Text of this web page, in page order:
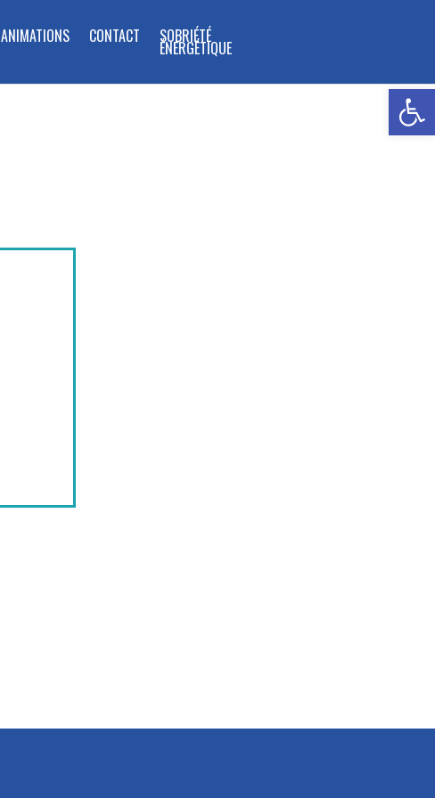
Ouvrir
ANIMATIONS CONTACT SOBRIÉTÉ
ÉNERGÉTIQUE